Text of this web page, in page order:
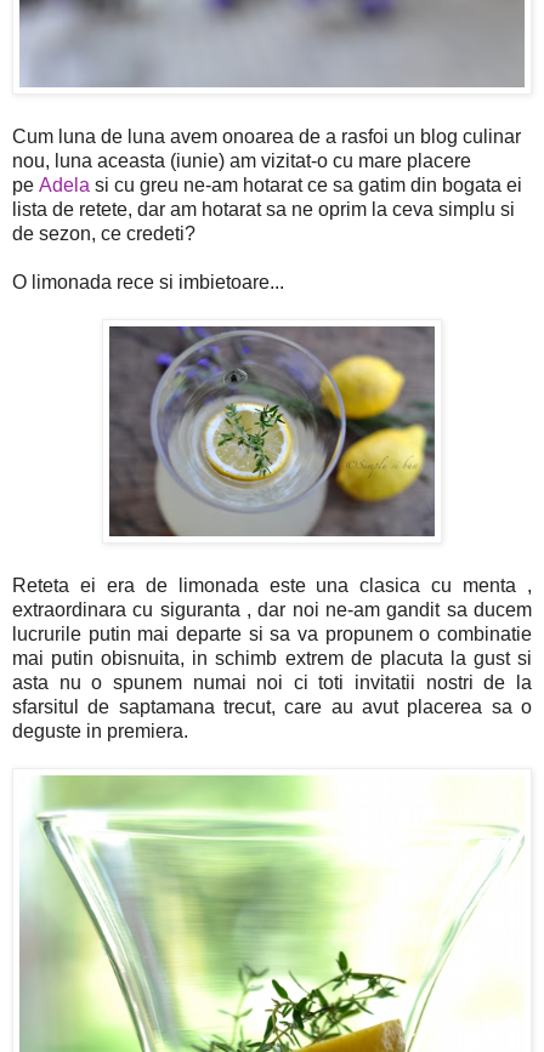
Cum luna de luna avem onoarea de a rasfoi un blog culinar
nou, luna aceasta (iunie) am vizitat-o cu mare placere
pe Adela si cu greu ne-am hotarat ce sa gatim din bogata ei
lista de retete, dar am hotarat sa ne oprim la ceva simplu si
de sezon, ce credeti?
O limonada rece si imbietoare...
Reteta ei era de limonada este una clasica cu menta ,
extraordinara cu siguranta , dar noi ne-am gandit sa ducem
lucrurile putin mai departe si sa va propunem o combinatie
mai putin obisnuita, in schimb extrem de placuta la gust si
asta nu o spunem numai noi ci toti invitatii nostri de la
sfarsitul de saptamana trecut, care au avut placerea sa o
deguste in premiera.